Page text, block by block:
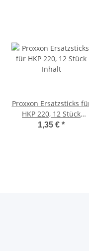
Proxxon Ersatzsticks
HKP 220, 12 Stück
Inhalt
1,35 € *